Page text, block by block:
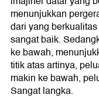
menunjukkan
dari yang
sangat baik.
ke bawah,
titik atas artinya,
makin ke bawah,
Sangat langka.